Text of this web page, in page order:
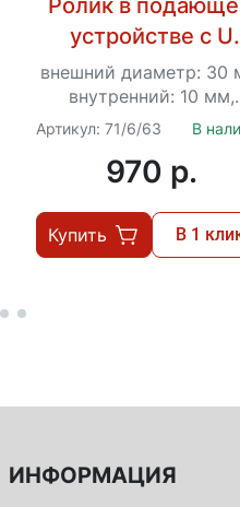
устройстве с U
канавкой для AL
1,0/1,2 для
САИПА-
внешний диаметр: 30
внутренний: 10 мм,
толщина: 10 мм
Артикул: 71/6/63 В
970 p.
Купить В 1
ИНФОРМАЦИЯ